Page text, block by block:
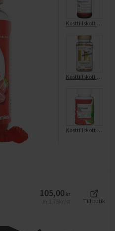
Kosttillskott Flytande Järn+b+c
Kosttillskott D3-vitamin
Kosttillskott vitaminer & minerale
105,00 kr
Till butik